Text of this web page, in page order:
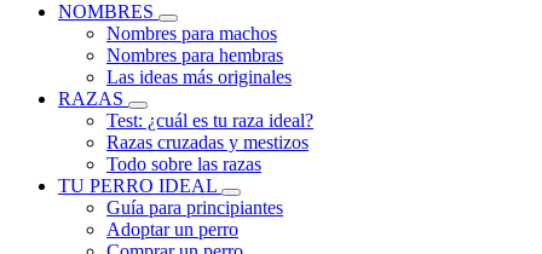
NOMBRES
Nombres para machos
Nombres para hembras
Las ideas más originales
RAZAS
Test: ¿cuál es tu raza ideal?
Razas cruzadas y mestizos
Todo sobre las razas
TU PERRO IDEAL
Guía para principiantes
Adoptar un perro